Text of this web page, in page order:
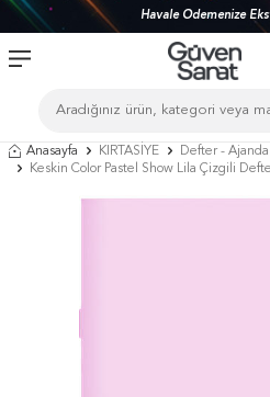
Havale Ödemenize
Anasayfa KIRTASİYE Defter - Ajanda
Keskin Color Pastel Show Lila Çizgili